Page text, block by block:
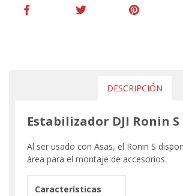
DESCRIPCIÓN
Estabilizador DJI Ronin S
Al ser usado con Asas, el Ronin S
área para el montaje de accesorios.
Características